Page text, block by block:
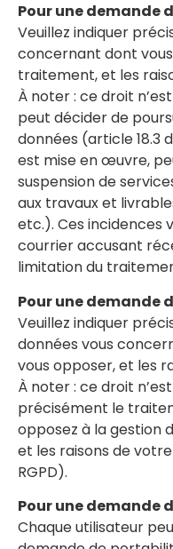
Pour une
Veuillez indiquer
concernant dont
traitement, et les
À noter : ce droit
peut décider de
données (article 18.3
est mise en œuvre,
suspension de
aux travaux et
etc.). Ces incidences
courrier accusant
limitation du
Pour une demande
Veuillez indiquer
données vous
vous opposer, et les
À noter : ce droit
précisément le
opposez à la gestion
et les raisons de
RGPD).
Pour une demande
Chaque utilisateur